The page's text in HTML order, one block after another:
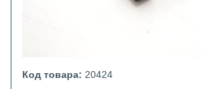
Код товара: 20424